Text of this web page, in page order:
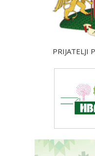
PRIJATELJI